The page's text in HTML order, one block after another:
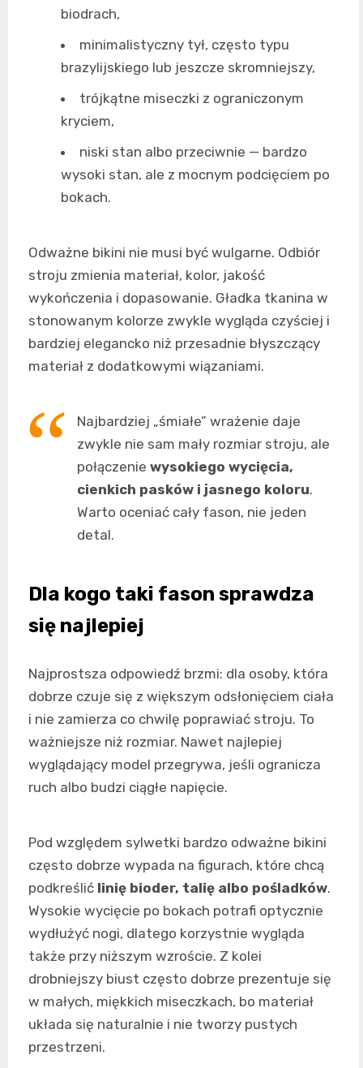
biodrach,
minimalistyczny tył, często typu
brazylijskiego lub jeszcze skromniejszy,
trójkątne miseczki z ograniczonym
kryciem,
niski stan albo przeciwnie — bardzo
wysoki stan, ale z mocnym podcięciem po
bokach.
Odważne bikini nie musi być wulgarne. Odbiór
stroju zmienia materiał, kolor, jakość
wykończenia i dopasowanie. Gładka tkanina w
stonowanym kolorze zwykle wygląda czyściej i
bardziej elegancko niż przesadnie błyszczący
materiał z dodatkowymi wiązaniami.
Najbardziej „śmiałe” wrażenie daje
zwykle nie sam mały rozmiar stroju, ale
połączenie wysokiego wycięcia,
cienkich pasków i jasnego koloru.
Warto oceniać cały fason, nie jeden
detal.
Dla kogo taki fason sprawdza
się najlepiej
Najprostsza odpowiedź brzmi: dla osoby, która
dobrze czuje się z większym odsłonięciem ciała
i nie zamierza co chwilę poprawiać stroju. To
ważniejsze niż rozmiar. Nawet najlepiej
wyglądający model przegrywa, jeśli ogranicza
ruch albo budzi ciągłe napięcie.
Pod względem sylwetki bardzo odważne bikini
często dobrze wypada na figurach, które chcą
podkreślić linię bioder, talię albo pośladków.
Wysokie wycięcie po bokach potrafi optycznie
wydłużyć nogi, dlatego korzystnie wygląda
także przy niższym wzroście. Z kolei
drobniejszy biust często dobrze prezentuje się
w małych, miękkich miseczkach, bo materiał
układa się naturalnie i nie tworzy pustych
przestrzeni.